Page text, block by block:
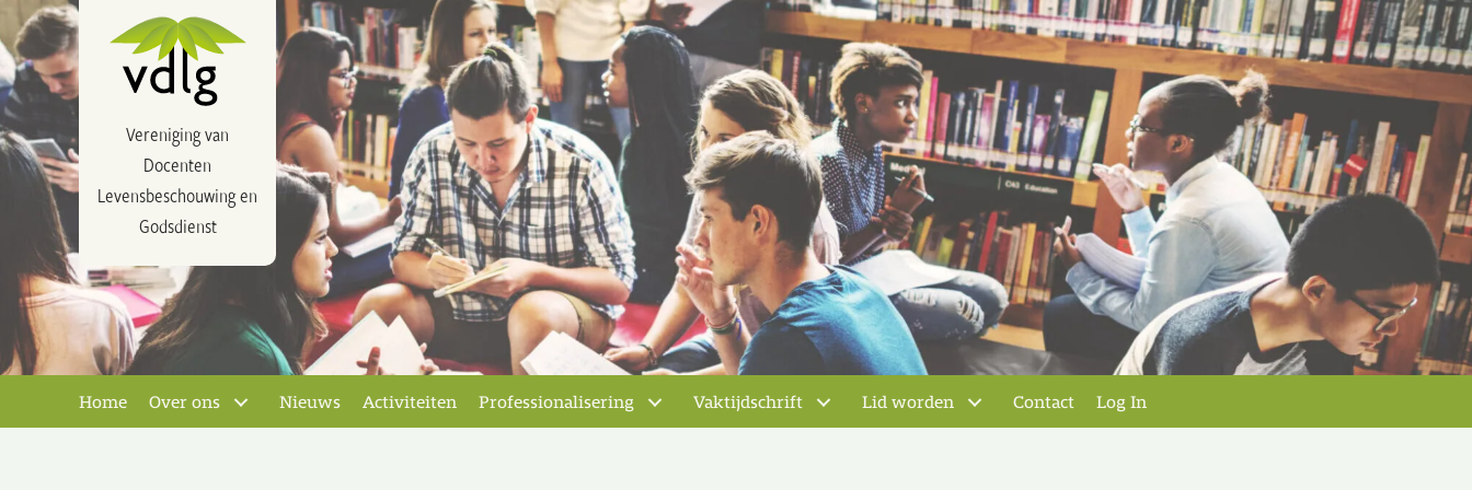
Vereniging van
Docenten
Levensbeschouwing en
Godsdienst
Home Over ons Nieuws Activiteiten Professionalisering Vaktijdschrift Lid worden Contact Log In